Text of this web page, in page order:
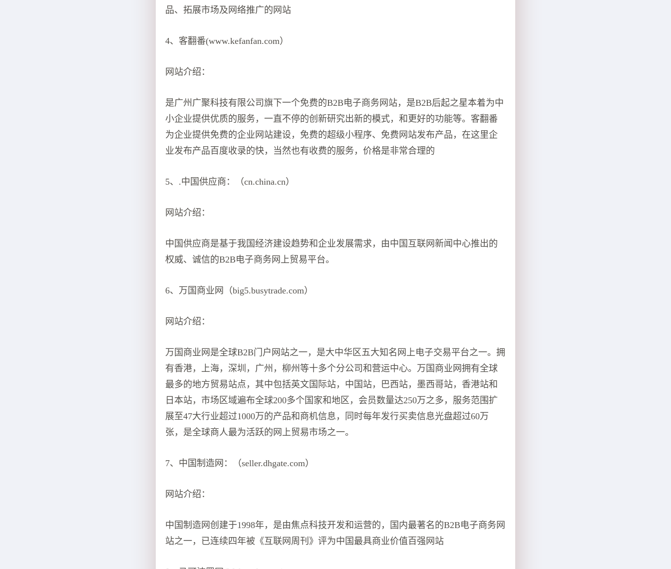
品、拓展市场及网络推广的网站
4、客翻番(www.kefanfan.com）
网站介绍：
是广州广聚科技有限公司旗下一个免费的B2B电子商务网站，是B2B后起之星本着为中
小企业提供优质的服务，一直不停的创新研究出新的模式，和更好的功能等。客翻番
为企业提供免费的企业网站建设，免费的超级小程序、免费网站发布产品，在这里企
业发布产品百度收录的快，当然也有收费的服务，价格是非常合理的
5、.中国供应商：（cn.china.cn）
网站介绍：
中国供应商是基于我国经济建设趋势和企业发展需求，由中国互联网新闻中心推出的
权威、诚信的B2B电子商务网上贸易平台。
6、万国商业网（big5.busytrade.com）
网站介绍：
万国商业网是全球B2B门户网站之一，是大中华区五大知名网上电子交易平台之一。拥
有香港，上海，深圳，广州，柳州等十多个分公司和营运中心。万国商业网拥有全球
最多的地方贸易站点，其中包括英文国际站，中国站，巴西站，墨西哥站，香港站和
日本站，市场区域遍布全球200多个国家和地区，会员数量达250万之多，服务范围扩
展至47大行业超过1000万的产品和商机信息，同时每年发行买卖信息光盘超过60万
张，是全球商人最为活跃的网上贸易市场之一。
7、中国制造网：（seller.dhgate.com）
网站介绍：
中国制造网创建于1998年，是由焦点科技开发和运营的，国内最著名的B2B电子商务网
站之一，已连续四年被《互联网周刊》评为中国最具商业价值百强网站